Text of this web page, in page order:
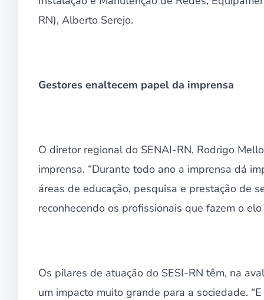
RN), Alberto Serejo.
Gestores enaltecem papel da imprensa
O diretor regional do SENAI-RN, Rodrigo
imprensa. “Durante todo ano a imprensa dá
áreas de educação, pesquisa e prestação de
reconhecendo os profissionais que fazem o
Os pilares de atuação do SESI-RN têm, na
um impacto muito grande para a sociedade.